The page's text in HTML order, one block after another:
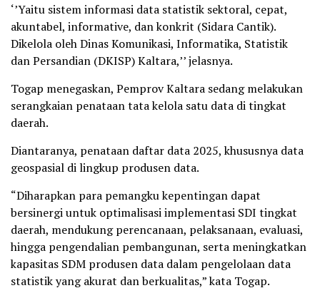
‘’Yaitu sistem informasi data statistik sektoral, cepat,
akuntabel, informative, dan konkrit (Sidara Cantik).
Dikelola oleh Dinas Komunikasi, Informatika, Statistik
dan Persandian (DKISP) Kaltara,’’ jelasnya.
Togap menegaskan, Pemprov Kaltara sedang melakukan
serangkaian penataan tata kelola satu data di tingkat
daerah.
Diantaranya, penataan daftar data 2025, khususnya data
geospasial di lingkup produsen data.
“Diharapkan para pemangku kepentingan dapat
bersinergi untuk optimalisasi implementasi SDI tingkat
daerah, mendukung perencanaan, pelaksanaan, evaluasi,
hingga pengendalian pembangunan, serta meningkatkan
kapasitas SDM produsen data dalam pengelolaan data
statistik yang akurat dan berkualitas,” kata Togap.